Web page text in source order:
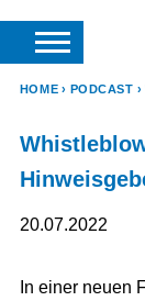
SUCHE
HOME PODCAST
20.07.2022
In einer neuen